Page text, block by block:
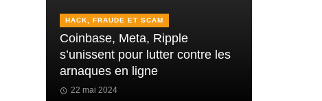
HACK, FRAUDE ET SCAM
Coinbase, Meta, Ripple
s’unissent pour lutter contre les
arnaques en ligne
22 mai 2024